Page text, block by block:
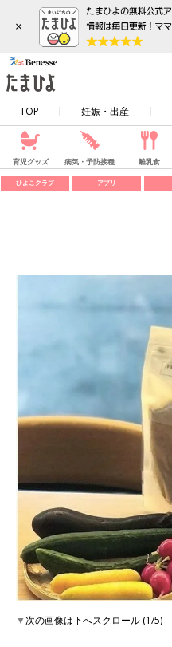
×
TOP 妊娠・出産
育児グッズ 病気・予防接種 離乳食
ひよこクラブ アプリ
▼次の画像は下へスクロール (1/5)